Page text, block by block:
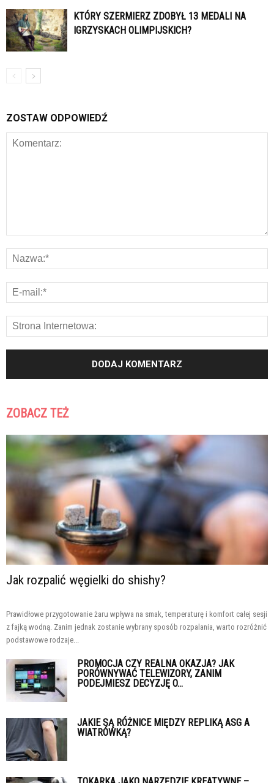
KTÓRY SZERMIERZ ZDOBYŁ 13 MEDALI NA
IGRZYSKACH OLIMPIJSKICH?
ZOSTAW ODPOWIEDŹ
ZOBACZ TEŻ
Jak rozpalić węgielki do shishy?
Prawidłowe przygotowanie żaru wpływa na smak, temperaturę i komfort całej sesji
z fajką wodną. Zanim jednak zostanie wybrany sposób rozpalania, warto rozróżnić
podstawowe rodzaje...
PROMOCJA CZY REALNA OKAZJA? JAK
PORÓWNYWAĆ TELEWIZORY, ZANIM
PODEJMIESZ DECYZJĘ O...
JAKIE SĄ RÓŻNICE MIĘDZY REPLIKĄ ASG A
WIATRÓWKĄ?